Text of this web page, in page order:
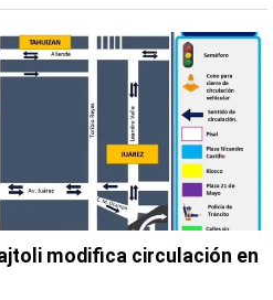
modifica circulación en